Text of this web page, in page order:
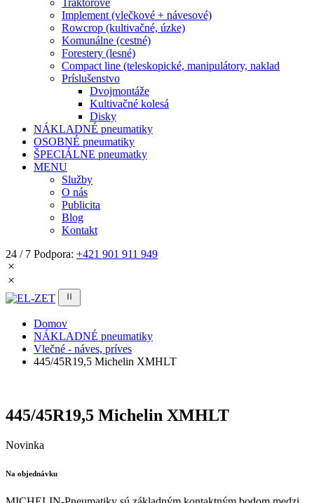
Implement (vlečkové + návesové)
Rowcrop (kultivačné, úzke)
Komunálne (cestné)
Forestery (lesné)
Compact line (teleskopické, manipulátory, naklad
Príslušenstvo
Dvojmontáže
Kultivačné kolesá
Disky
NÁKLADNÉ pneumatiky
OSOBNÉ pneumatiky
ŠPECIÁLNE pneumatky
MENU
Služby
O nás
Publicita
Blog
Kontakt
24 / 7 Podpora: +421 901 911 949
Domov
NÁKLADNÉ pneumatiky
Vlečné - náves, príves
445/45R19,5 Michelin XMHLT
445/45R19,5 Michelin XMHLT
Novinka
Na objednávku